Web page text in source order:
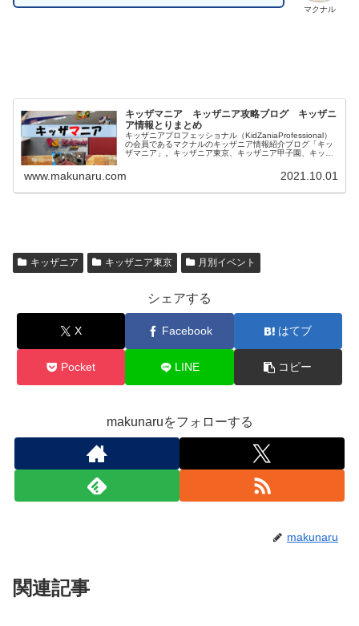
マクナル
キッザマニア キッザニア攻略ブログ キッザニ
ア情報とりまとめ
キッザニアプロフェッショナル（KidZaniaProfessional）
の会員であるマクナルのキッザニア情報紹介ブログ「キッ
ザマニア」。キッザニア東京、キッザニア甲子園、キッザ
も記載したお仕事体験記、料金等に関係する予約方法、お
得な情報等を記載しています。
www.makunaru.com 2021.10.01
キッザニア キッザニア東京 月別イベント
シェアする
X Facebook はてブ
Pocket LINE コピー
makunaruをフォローする
makunaru
関連記事